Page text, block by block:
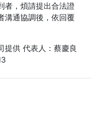
者，煩請提出合法證
溝通協調後，依回覆
提供 代表人：蔡慶良